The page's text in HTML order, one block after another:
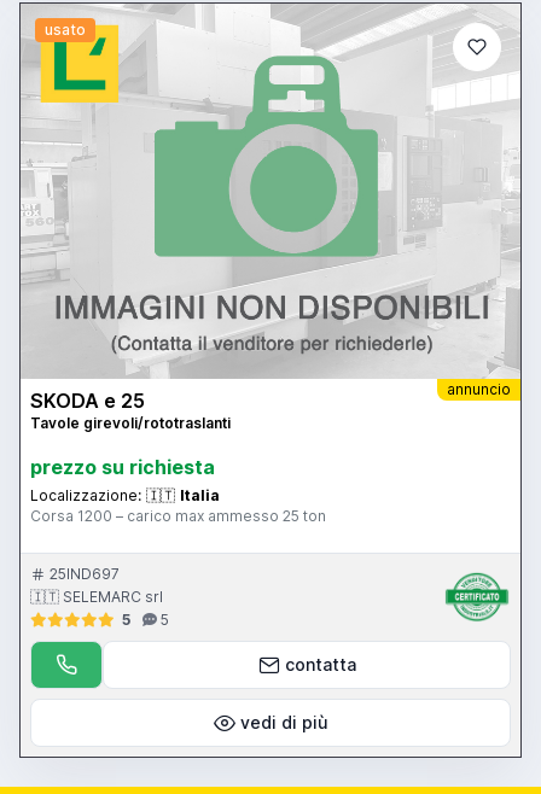
usato
annuncio
SKODA e 25
Tavole girevoli/rototraslanti
prezzo su richiesta
Localizzazione: 🇮🇹 Italia
Corsa 1200 – carico max ammesso 25 ton
25IND697
🇮🇹 SELEMARC srl
5
5
contatta
vedi di più